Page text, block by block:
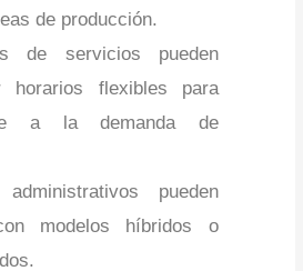
de producción.
de servicios pueden
horarios flexibles para
a la demanda de
administrativos pueden
modelos híbridos o